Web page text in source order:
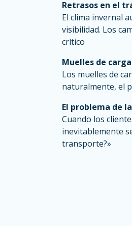
Retrasos en el
El clima invernal
visibilidad. Los
crítico
Muelles de
Los muelles de
naturalmente, el
El problema de
Cuando los
inevitablemente
transporte?»